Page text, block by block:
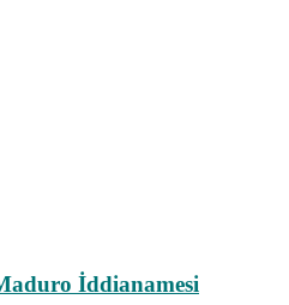
İddianamesi